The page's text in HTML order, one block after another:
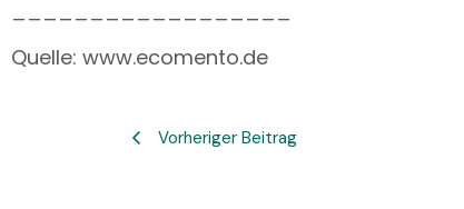
Quelle: www.ecomento.de
Vorheriger Beitrag